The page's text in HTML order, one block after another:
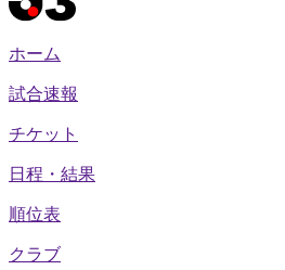
ホーム
試合速報
チケット
日程・結果
順位表
クラブ